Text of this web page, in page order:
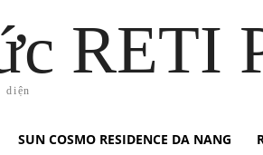
RETI
diện
SUN COSMO RESIDENCE DA NANG